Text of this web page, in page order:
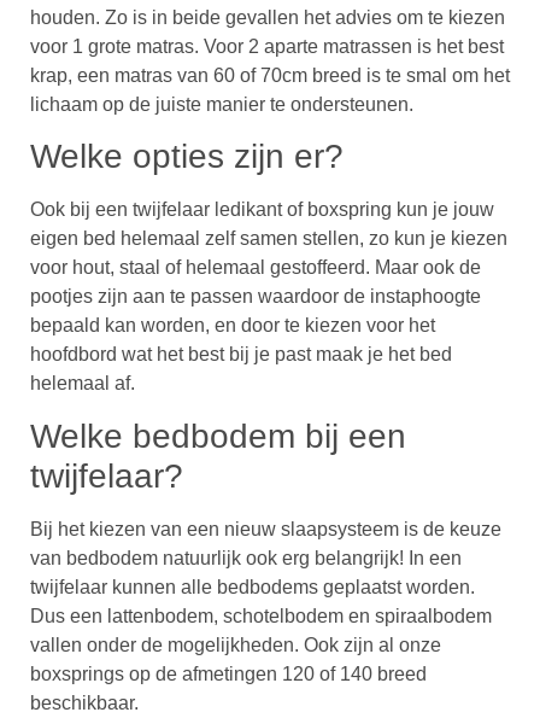
houden. Zo is in beide gevallen het advies om te kiezen
voor 1 grote matras. Voor 2 aparte matrassen is het best
krap, een matras van 60 of 70cm breed is te smal om het
lichaam op de juiste manier te ondersteunen.
Welke opties zijn er?
Ook bij een twijfelaar ledikant of boxspring kun je jouw
eigen bed helemaal zelf samen stellen, zo kun je kiezen
voor hout, staal of helemaal gestoffeerd. Maar ook de
pootjes zijn aan te passen waardoor de instaphoogte
bepaald kan worden, en door te kiezen voor het
hoofdbord wat het best bij je past maak je het bed
helemaal af.
Welke bedbodem bij een
twijfelaar?
Bij het kiezen van een nieuw slaapsysteem is de keuze
van bedbodem natuurlijk ook erg belangrijk! In een
twijfelaar kunnen alle bedbodems geplaatst worden.
Dus een lattenbodem, schotelbodem en spiraalbodem
vallen onder de mogelijkheden. Ook zijn al onze
boxsprings op de afmetingen 120 of 140 breed
beschikbaar.